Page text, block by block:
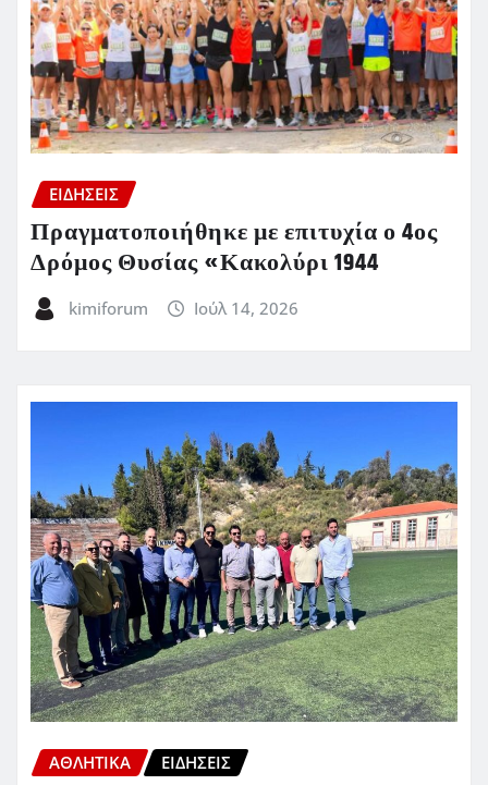
ΕΙΔΗΣΕΙΣ
Πραγματοποιήθηκε με επιτυχία ο 4ος
Δρόμος Θυσίας «Κακολύρι 1944
kimiforum Ιούλ 14, 2026
ΑΘΛΗΤΙΚΑ ΕΙΔΗΣΕΙΣ